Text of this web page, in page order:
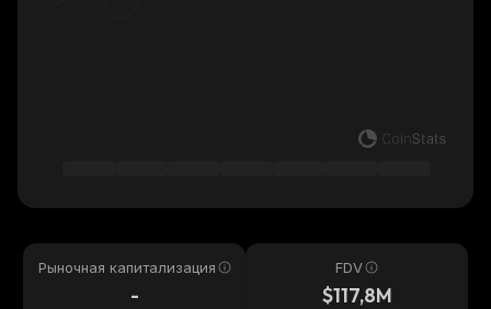
Рыночная капитализация
-
FDV
$117,8M